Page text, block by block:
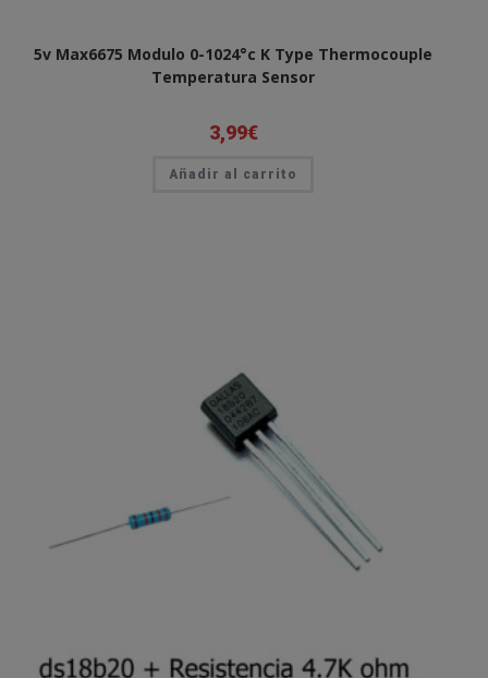
5v Max6675 Modulo 0-1024°c K Type Thermocouple
Temperatura Sensor
3,99€
Añadir al carrito